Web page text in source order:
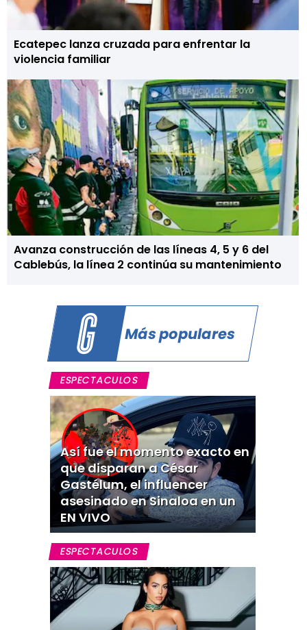
Ecatepec lanza cruzada para enfrentar la
violencia familiar
Avanza construcción de las líneas 4, 5 y 6 del
Cablebús, la línea 2 continúa su mantenimiento
Más populares
ESPECTACULOS
Así fue el momento exacto en
que disparan a César
Gastélum, el influencer
asesinado en Sinaloa en un
EN VIVO
ESPECTACULOS